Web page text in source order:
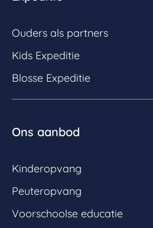
Ouders als partners
Kids Expeditie
Blosse Expeditie
Ons aanbod
Kinderopvang
Peuteropvang
Voorschoolse educatie